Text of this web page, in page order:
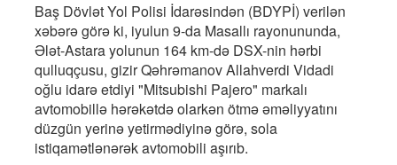
Baş Dövlət Yol Polisi İdarəsindən (BDYPİ) verilən
xəbərə görə ki, iyulun 9-da Masallı rayonununda,
Ələt-Astara yolunun 164 km-də DSX-nin hərbi
qulluqçusu, gizir Qəhrəmanov Allahverdi Vidadi
oğlu idarə etdiyi "Mitsubishi Pajero" markalı
avtomobillə hərəkətdə olarkən ötmə əməliyyatını
düzgün yerinə yetirmədiyinə görə, sola
istiqamətlənərək avtomobili aşırıb.